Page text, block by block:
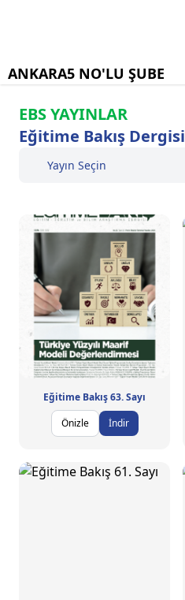
ANKARA5 NO'LU ŞUBE
EBS YAYINLAR
Eğitime Bakış Dergisi
Eğitime Bakış 63. Sayı
Önizle
İndir